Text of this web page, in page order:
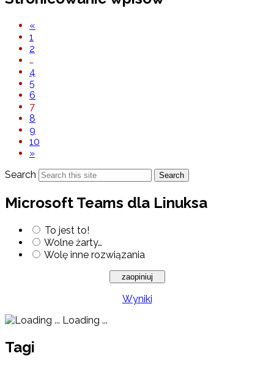
«
1
2
…
4
5
6
7
8
9
10
»
Search
Search
Microsoft Teams dla Linuksa
To jest to!
Wolne żarty…
Wolę inne rozwiązania
Wyniki
Loading ...
Tagi